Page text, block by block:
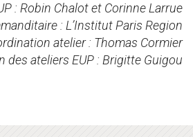
: Robin Chalot et Corinne Larrue
: L’Institut Paris Region
atelier : Thomas Cormier
des ateliers EUP : Brigitte Guigou